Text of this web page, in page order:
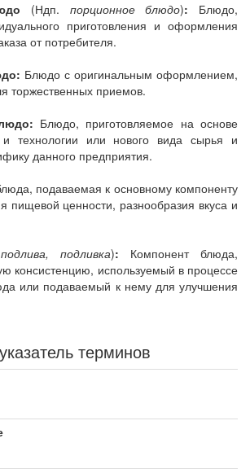
(Ндп. порционное блюдо): Блюдо,
приготовления и оформления
от потребителя.
Блюдо с оригинальным оформлением,
торжественных приемов.
Блюдо, приготовляемое на основе
технологии или нового вида сырья и
данного предприятия.
подаваемая к основному компоненту
пищевой ценности, разнообразия вкуса и
подлива, подливка): Компонент блюда,
консистенцию, используемый в процессе
или подаваемый к нему для улучшения
терминов